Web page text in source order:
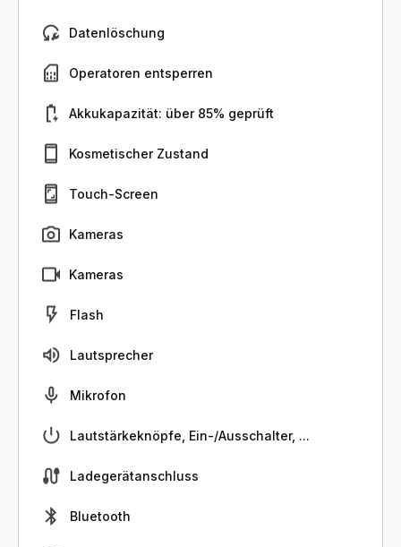
Datenlöschung
Operatoren entsperren
Akkukapazität: über 85% geprüft
Kosmetischer Zustand
Touch-Screen
Kameras
Kameras
Flash
Lautsprecher
Mikrofon
Lautstärkeknöpfe, Ein-/Ausschalter, ...
Ladegerätanschluss
Bluetooth